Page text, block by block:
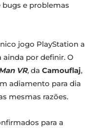
bugs e problemas
jogo PlayStation a
ainda por definir. O
VR, da Camouflaj,
adiamento para dia
mesmas razões.
para a